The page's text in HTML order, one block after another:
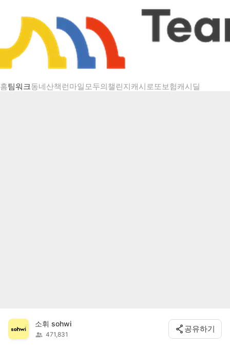
홈팀워크동네산책 런마일모두의챌린지캐시로또보험캐시딜
챌린지 상세
소휘 sohwi
471,831
공유하기